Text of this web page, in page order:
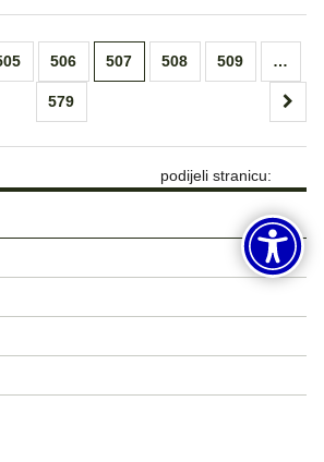
506 507 508 509 …
579
podijeli stranicu: